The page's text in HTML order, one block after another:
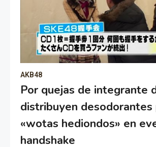
AKB48
Por quejas de integrante
distribuyen desodorantes
«wotas hediondos» en
handshake